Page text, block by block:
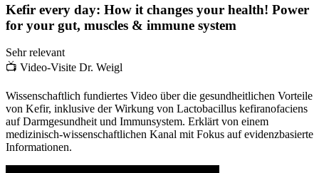
Kefir every day: How it changes your health! Power
for your gut, muscles & immune system
Sehr relevant
📺 Video-Visite Dr. Weigl
Wissenschaftlich fundiertes Video über die gesundheitlichen Vorteile
von Kefir, inklusive der Wirkung von Lactobacillus kefiranofaciens
auf Darmgesundheit und Immunsystem. Erklärt von einem
medizinisch-wissenschaftlichen Kanal mit Fokus auf evidenzbasierte
Informationen.